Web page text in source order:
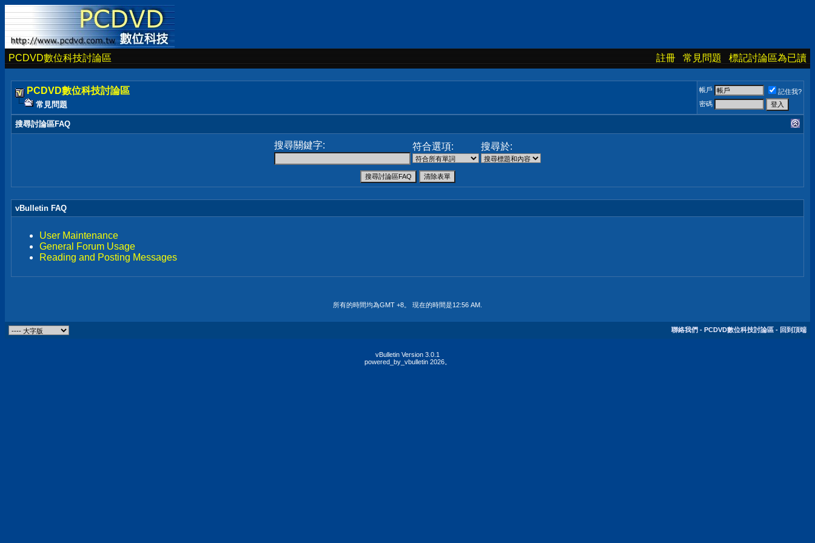
PCDVD數位科技討論區 註冊 常見問題 標記討論區為已讀
PCDVD數位科技討論區
常見問題
帳戶
記住我?
密碼
搜尋討論區FAQ
搜尋關鍵字: 符合選項: 搜尋於:
vBulletin FAQ
User Maintenance
General Forum Usage
Reading and Posting Messages
所有的時間均為GMT +8。 現在的時間是12:56 AM
聯絡我們 - PCDVD數位科技討論區 - 回到頂端
vBulletin Version 3.0.1
powered_by_vbulletin 2026。